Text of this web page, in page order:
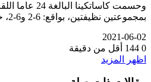
وحسمت
بمجموعتين نظيفتين، بواقع: 6-2 و6-2، خلال ساعة واحدة و16 دقيقة.
2021-06-02
0
أقل من دقيقة
اظهر المزيد